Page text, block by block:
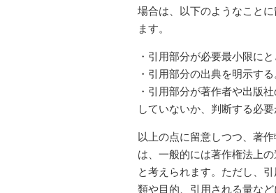
場合は、以下のようなこと
ます。
・引用部分が必要最小限にと
・引用部分の出典を明示する
・引用部分が著作者や出版
していないか、判断する必要
以上の点に留意しつつ、著
は、一般的には著作権法上
と考えられます。ただし、
類や目的、引用される量な